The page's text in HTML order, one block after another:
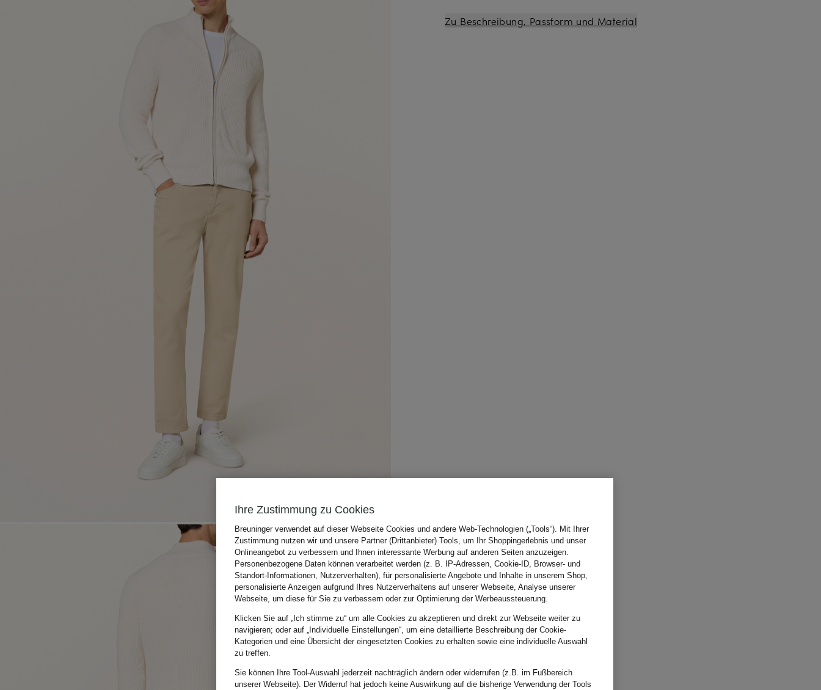
Zu Beschreibung, Passform und Material
Ihre Zustimmung zu Cookies
Breuninger verwendet auf dieser Webseite Cookies und andere Web-Technologien („Tools“). Mit Ihrer
Zustimmung nutzen wir und unsere Partner (Drittanbieter) Tools, um Ihr Shoppingerlebnis und unser
Onlineangebot zu verbessern und Ihnen interessante Werbung auf anderen Seiten anzuzeigen.
Personenbezogene Daten können verarbeitet werden (z. B. IP-Adressen, Cookie-ID, Browser- und
Standort-Informationen, Nutzerverhalten), für personalisierte Angebote und Inhalte in unserem Shop,
personalisierte Anzeigen aufgrund Ihres Nutzerverhaltens auf unserer Webseite, Analyse unserer
Webseite, um diese für Sie zu verbessern oder zur Optimierung der Werbeaussteuerung.
Klicken Sie auf „Ich stimme zu“ um alle Cookies zu akzeptieren und direkt zur Webseite weiter zu
navigieren; oder auf „Individuelle Einstellungen“, um eine detaillierte Beschreibung der Cookie-
Kategorien und eine Übersicht der eingesetzten Cookies zu erhalten sowie eine individuelle Auswahl
zu treffen.
Sie können Ihre Tool-Auswahl jederzeit nachträglich ändern oder widerrufen (z.B. im Fußbereich
unserer Webseite). Der Widerruf hat jedoch keine Auswirkung auf die bisherige Verwendung der Tools